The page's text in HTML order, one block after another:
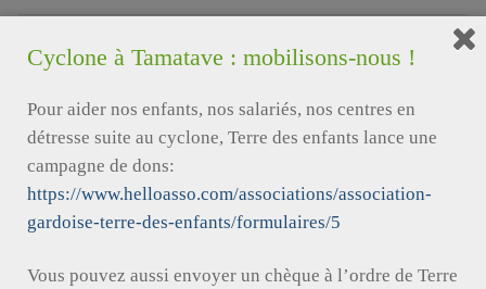
En juin 2015,
l’association pour soutenir le projet d’autonomie
électriquede nos centres à Tamatave (Madagascar)
Cyclone à Tamatave : mobilisons-nous !
Pour aider nos enfants, nos salariés, nos centres en
détresse suite au cyclone, Terre des enfants lance une
campagne de dons:
https://www.helloasso.com/associations/association-
gardoise-terre-des-enfants/formulaires/5
Vous pouvez aussi envoyer un chèque à l’ordre de Terre